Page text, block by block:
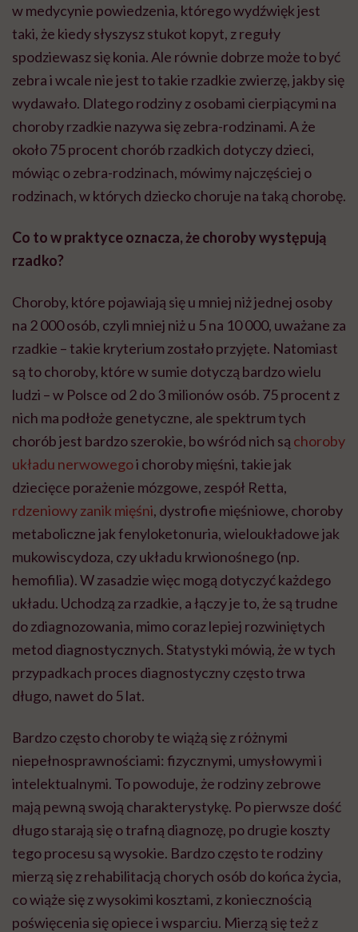
w medycynie powiedzenia, którego wydźwięk jest
taki, że kiedy słyszysz stukot kopyt, z reguły
spodziewasz się konia. Ale równie dobrze może to być
zebra i wcale nie jest to takie rzadkie zwierzę, jakby się
wydawało. Dlatego rodziny z osobami cierpiącymi na
choroby rzadkie nazywa się zebra-rodzinami. A że
około 75 procent chorób rzadkich dotyczy dzieci,
mówiąc o zebra-rodzinach, mówimy najczęściej o
rodzinach, w których dziecko choruje na taką chorobę.
Co to w praktyce oznacza, że choroby występują
rzadko?
Choroby, które pojawiają się u mniej niż jednej osoby
na 2 000 osób, czyli mniej niż u 5 na 10 000, uważane za
rzadkie – takie kryterium zostało przyjęte. Natomiast
są to choroby, które w sumie dotyczą bardzo wielu
ludzi – w Polsce od 2 do 3 milionów osób. 75 procent z
nich ma podłoże genetyczne, ale spektrum tych
chorób jest bardzo szerokie, bo wśród nich są choroby
układu nerwowegoi choroby mięśni, takie jak
dziecięce porażenie mózgowe, zespół Retta,
rdzeniowy zanik mięśni, dystrofie mięśniowe, choroby
metaboliczne jak fenyloketonuria, wieloukładowe jak
mukowiscydoza, czy układu krwionośnego (np.
hemofilia). W zasadzie więc mogą dotyczyć każdego
układu. Uchodzą za rzadkie, a łączy je to, że są trudne
do zdiagnozowania, mimo coraz lepiej rozwiniętych
metod diagnostycznych. Statystyki mówią, że w tych
przypadkach proces diagnostyczny często trwa
długo, nawet do 5 lat.
Bardzo często choroby te wiążą się z różnymi
niepełnosprawnościami: fizycznymi, umysłowymi i
intelektualnymi. To powoduje, że rodziny zebrowe
mają pewną swoją charakterystykę. Po pierwsze dość
długo starają się o trafną diagnozę, po drugie koszty
tego procesu są wysokie. Bardzo często te rodziny
mierzą się z rehabilitacją chorych osób do końca życia,
co wiąże się z wysokimi kosztami, z koniecznością
poświęcenia się opiece i wsparciu. Mierzą się też z